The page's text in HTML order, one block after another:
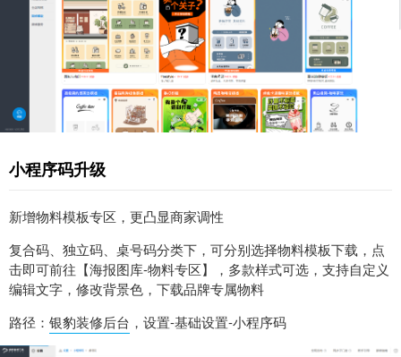
小程序码升级
新增物料模板专区，更凸显商家调性
复合码、独立码、桌号码分类下，可分别选择物料模板下载，点
击即可前往【海报图库-物料专区】，多款样式可选，支持自定义
编辑文字，修改背景色，下载品牌专属物料
路径： 银豹装修后台 ，设置-基础设置-小程序码